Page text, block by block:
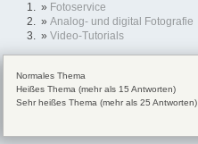
» Fotoservice
» Analog- und digital Fotografie
» Video-Tutorials
Normales Thema
Heißes Thema (mehr als 15 Antworten)
Sehr heißes Thema (mehr als 25 Antworten)